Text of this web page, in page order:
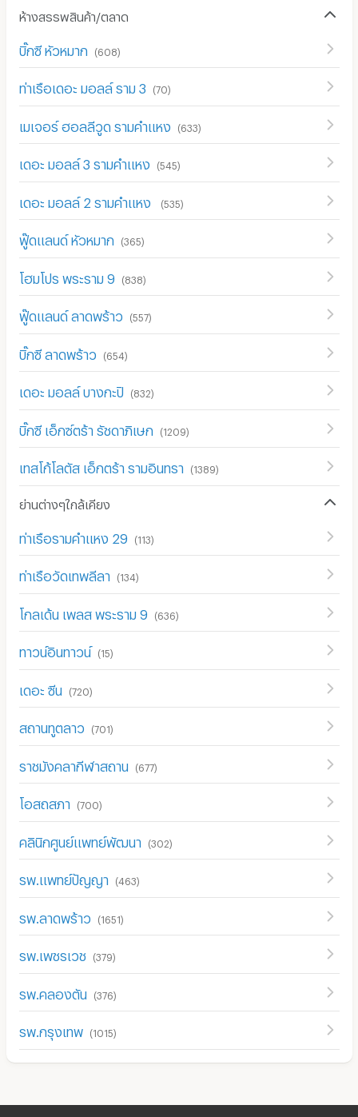
ห้างสรรพสินค้า/ตลาด
บิ๊กซี หัวหมาก (608)
ท่าเรือเดอะ มอลล์ ราม 3 (70)
เมเจอร์ ฮอลลีวูด รามคำแหง (633)
เดอะ มอลล์ 3 รามคำแหง (545)
เดอะ มอลล์ 2 รามคำแหง (535)
ฟู๊ดแลนด์ หัวหมาก (365)
โฮมโปร พระราม 9 (838)
ฟู๊ดแลนด์ ลาดพร้าว (557)
บิ๊กซี ลาดพร้าว (654 )
เดอะ มอลล์ บางกะปิ (832)
บิ๊กซี เอ็กซ์ตร้า รัชดาภิเษก (1209)
เทสโก้โลตัส เอ็กตร้า รามอินทรา (1389)
ย่านต่างๆใกล้เคียง
ท่าเรือรามคำแหง 29 (113)
ท่าเรือวัดเทพลีลา (134 )
โกลเด้น เพลส พระราม 9 (636)
ทาวน์อินทาวน์ (15)
เดอะ ซีน (720)
สถานทูตลาว (701)
ราชมังคลากีฬาสถาน (677)
โอสถสภา (700)
คลินิกศูนย์แพทย์พัฒนา (302)
รพ.แพทย์ปัญญา (463)
รพ.ลาดพร้าว (1651)
รพ.เพชรเวช (379)
รพ.คลองตัน (376)
รพ.กรุงเทพ (1015)